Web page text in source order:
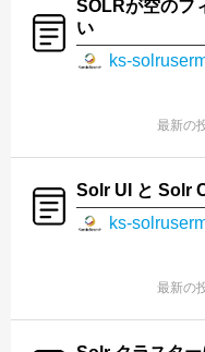
SOLRが空のフ
い
ks-
最新の
Solr UI と Solr
ks-
最新の